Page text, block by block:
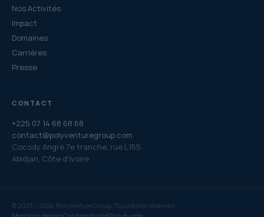
Nos Activités
Impact
Domaines
Carrières
Presse
CONTACT
+225 07 14 68 68 68
contact@polyventuregroup.com
Cocody Angré 7e tranche, rue L155
Abidjan, Côte d’Ivoire
© 2023 – 2026 Polyventure Group. Tous droits réservés.